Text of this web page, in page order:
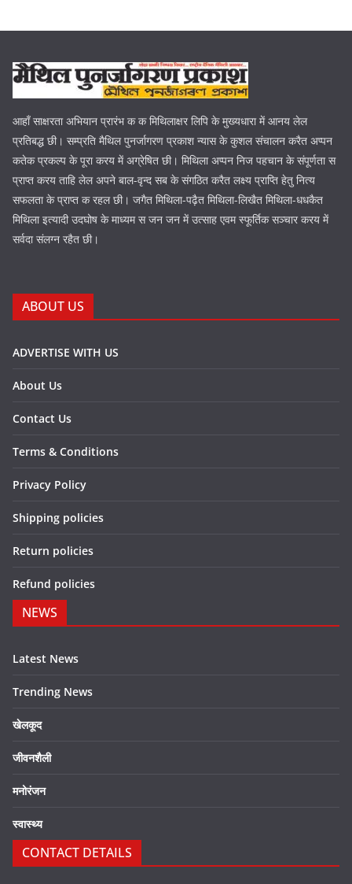
आहाँ साक्षरता अभियान प्रारंभ क क मिथिलाक्षर लिपि के मुख्यधारा में आनय लेल
प्रतिबद्ध छी। सम्प्रति मैथिल पुनर्जागरण प्रकाश न्यास के कुशल संचालन करैत अप्पन
कतेक प्रकल्प के पूरा करय में अग्रेषित छी। मिथिला अप्पन निज पहचान के संपूर्णता स
प्राप्त करय ताहि लेल अपने बाल-वृन्द सब के संगठित करैत लक्ष्य प्राप्ति हेतु नित्य
सफलता के प्राप्त क रहल छी। जगैत मिथिला-पढ़ैत मिथिला-लिखैत मिथिला-धधकैत
मिथिला इत्यादी उदघोष के माध्यम स जन जन में उत्साह एवम स्फूर्तिक सञ्चार करय में
सर्वदा संलग्न रहैत छी।
ABOUT US
ADVERTISE WITH US
About Us
Contact Us
Terms & Conditions
Privacy Policy
Shipping policies
Return policies
Refund policies
NEWS
Latest News
Trending News
खेलकूद
जीवनशैली
मनोरंजन
स्वास्थ्य
CONTACT DETAILS